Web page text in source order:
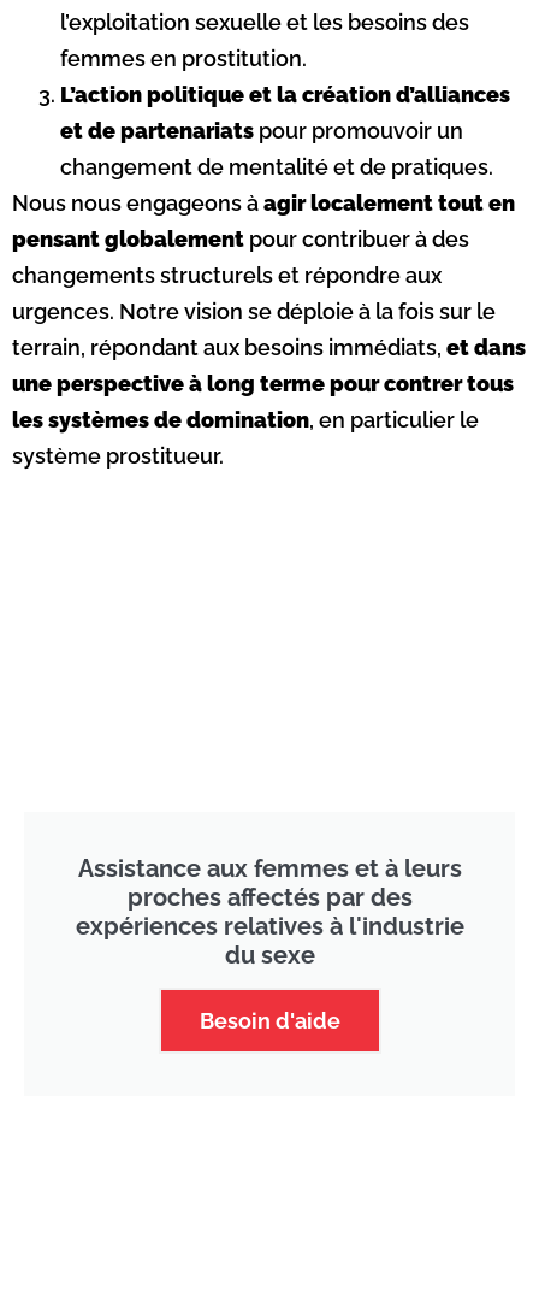
l’exploitation sexuelle et les besoins des
femmes en prostitution.
L’action politique et la création d’alliances
et de partenariats pour promouvoir un
changement de mentalité et de pratiques.
Nous nous engageons àagir localement tout en
pensant globalement pour contribuer à des
changements structurels et répondre aux
urgences. Notre vision se déploie à la fois sur le
terrain, répondant aux besoins immédiats, et dans
une perspective à long terme pour contrer tous
les systèmes de domination, en particulier le
système prostitueur.
Assistance aux femmes et à leurs
proches affectés par des
expériences relatives à l'industrie
du sexe
Besoin d'aide